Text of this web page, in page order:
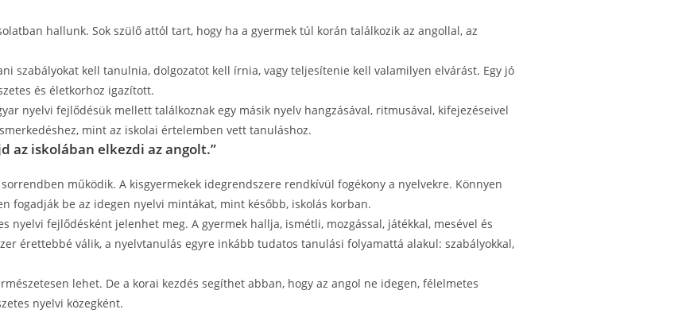
hallunk. Sok szülő attól tart, hogy ha a gyermek túl korán találkozik az angollal, az
szabályokat kell tanulnia, dolgozatot kell írnia, vagy teljesítenie kell valamilyen elvárást. Egy jó
és életkorhoz igazított.
nyelvi fejlődésük mellett találkoznak egy másik nyelv hangzásával, ritmusával, kifejezéseivel
mint az iskolai értelemben vett tanuláshoz.
az iskolában elkezdi az angolt.”
működik. A kisgyermekek idegrendszere rendkívül fogékony a nyelvekre. Könnyen
fogadják be az idegen nyelvi mintákat, mint később, iskolás korban.
nyelvi fejlődésként jelenhet meg. A gyermek hallja, ismétli, mozgással, játékkal, mesével és
érettebbé válik, a nyelvtanulás egyre inkább tudatos tanulási folyamattá alakul: szabályokkal,
lehet. De a korai kezdés segíthet abban, hogy az angol ne idegen, félelmetes
nyelvi közegként.